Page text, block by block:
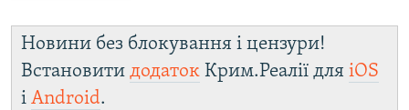
Новини без блокування і цензури!
Встановити додаток Крим.Реалії для iOS
і Android.